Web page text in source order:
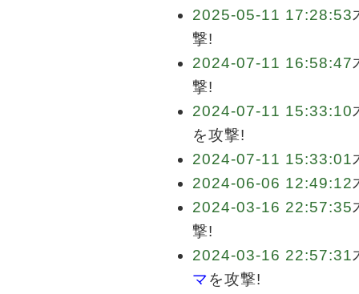
2025-05-11 17:28:53
撃!
2024-07-11 16:58:47
撃!
2024-07-11 15:33:10
を攻撃!
2024-07-11 15:33:01
2024-06-06 12:49:12
2024-03-16 22:57:35
撃!
2024-03-16 22:57:31
マを攻撃!